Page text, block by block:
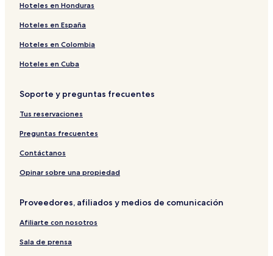
Hoteles en Honduras
Hoteles en España
Hoteles en Colombia
Hoteles en Cuba
Soporte y preguntas frecuentes
Tus reservaciones
Preguntas frecuentes
Contáctanos
Opinar sobre una propiedad
Proveedores, afiliados y medios de comunicación
Afiliarte con nosotros
Sala de prensa